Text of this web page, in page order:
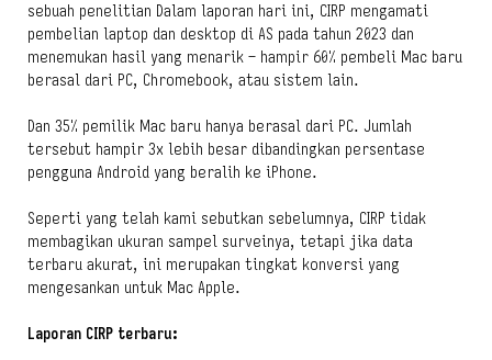
sebuah penelitian Dalam laporan hari ini, CIRP mengamati
pembelian laptop dan desktop di AS pada tahun 2023 dan
menemukan hasil yang menarik – hampir 60% pembeli Mac baru
berasal dari PC, Chromebook, atau sistem lain.
Dan 35% pemilik Mac baru hanya berasal dari PC. Jumlah
tersebut hampir 3x lebih besar dibandingkan persentase
pengguna Android yang beralih ke iPhone.
Seperti yang telah kami sebutkan sebelumnya, CIRP tidak
membagikan ukuran sampel surveinya, tetapi jika data
terbaru akurat, ini merupakan tingkat konversi yang
mengesankan untuk Mac Apple.
Laporan CIRP terbaru: